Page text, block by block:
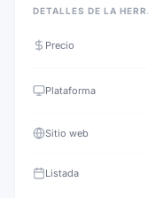
DETALLES DE LA
Precio
Plataforma
Sitio web
Listada